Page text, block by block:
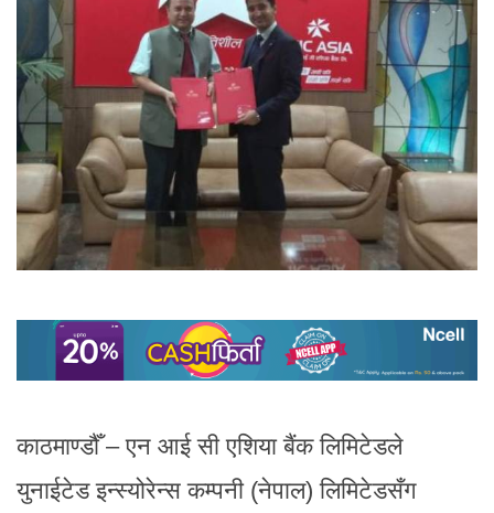
काठमाण्डौँ – एन आई सी एशिया बैंक लिमिटेडले
युनाईटेड इन्स्योरेन्स कम्पनी (नेपाल) लिमिटेडसँग